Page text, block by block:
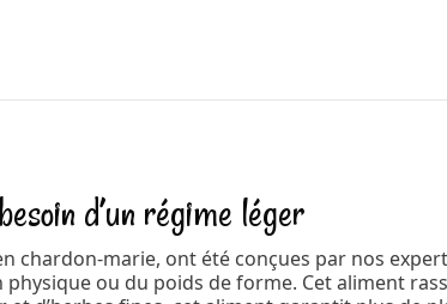
d’un régime léger
chardon-marie, ont été conçues par nos
ou du poids de forme. Cet aliment